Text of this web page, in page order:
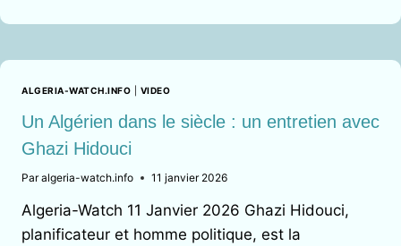
DANS
SIÈCLE :
AVEC
GHAZI
(
DEUXIÈME
)
ALGERIA-WATCH.INFO VIDEO
Un Algérien dans le siècle : un entretien avec
Ghazi Hidouci
Par algeria-watch.info 11 janvier 2026
Algeria-Watch 11 Janvier 2026 Ghazi Hidouci,
planificateur et homme politique, est la